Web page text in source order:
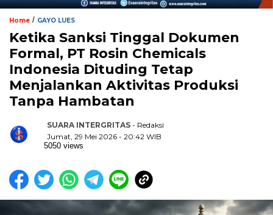
Home / GAYO LUES
Ketika Sanksi Tinggal Dokumen
Formal, PT Rosin Chemicals
Indonesia Dituding Tetap
Menjalankan Aktivitas Produksi
Tanpa Hambatan
SUARA INTERGRITAS - Redaksi
Jumat, 29 Mei 2026 - 20:42 WIB
5050 views